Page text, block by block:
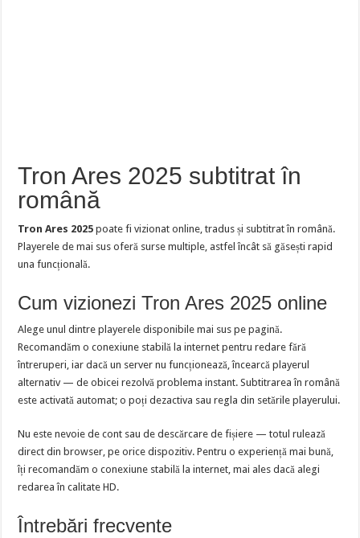
Tron Ares 2025 subtitrat în
română
Tron Ares 2025 poate fi vizionat online, tradus și subtitrat în română.
Playerele de mai sus oferă surse multiple, astfel încât să găsești rapid
una funcțională.
Cum vizionezi Tron Ares 2025 online
Alege unul dintre playerele disponibile mai sus pe pagină.
Recomandăm o conexiune stabilă la internet pentru redare fără
întreruperi, iar dacă un server nu funcționează, încearcă playerul
alternativ — de obicei rezolvă problema instant. Subtitrarea în română
este activată automat; o poți dezactiva sau regla din setările playerului.
Nu este nevoie de cont sau de descărcare de fișiere — totul rulează
direct din browser, pe orice dispozitiv. Pentru o experiență mai bună,
îți recomandăm o conexiune stabilă la internet, mai ales dacă alegi
redarea în calitate HD.
Întrebări frecvente